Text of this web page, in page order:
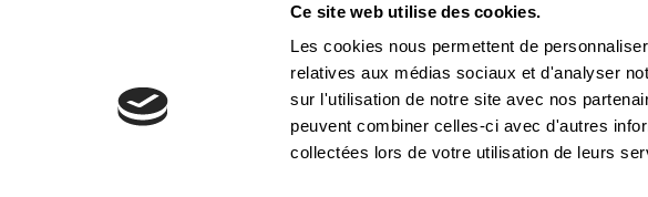
Ce site web utilise des cookies.
Les cookies nous permettent de
relatives aux médias sociaux et d'analyser
sur l'utilisation de notre site avec nos
peuvent combiner celles-ci avec d'autres
collectées lors de votre utilisation de leurs